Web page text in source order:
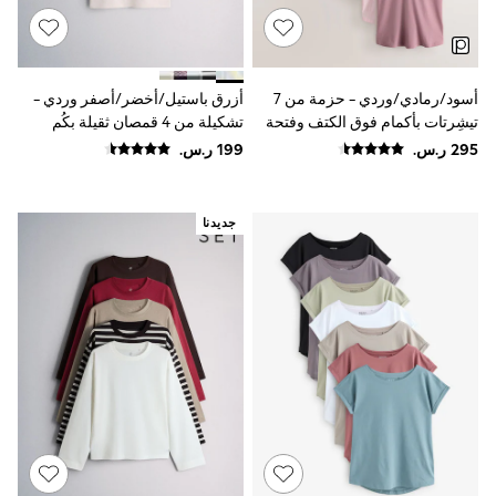
Smiggle
Eastpak
Belts
Jumpers
Polo Shirts
All Girls Sports & Swimwear
Lunchboxes
Caps
Bags
Blouses
Shirts
Polo Shirts
GIRLS
E-Gift Card
New In
New In from Next
6-8 years
أسود/رمادي/وردي - حزمة من 7
تيشِرتات بأكمام فوق الكتف وفتحة
رقبة حرف V
أزرق باستيل/أخضر/أصفر وردي -
تشكيلة من 4 قمصان ثقيلة بكُم
قصير من The Set
جديدنا